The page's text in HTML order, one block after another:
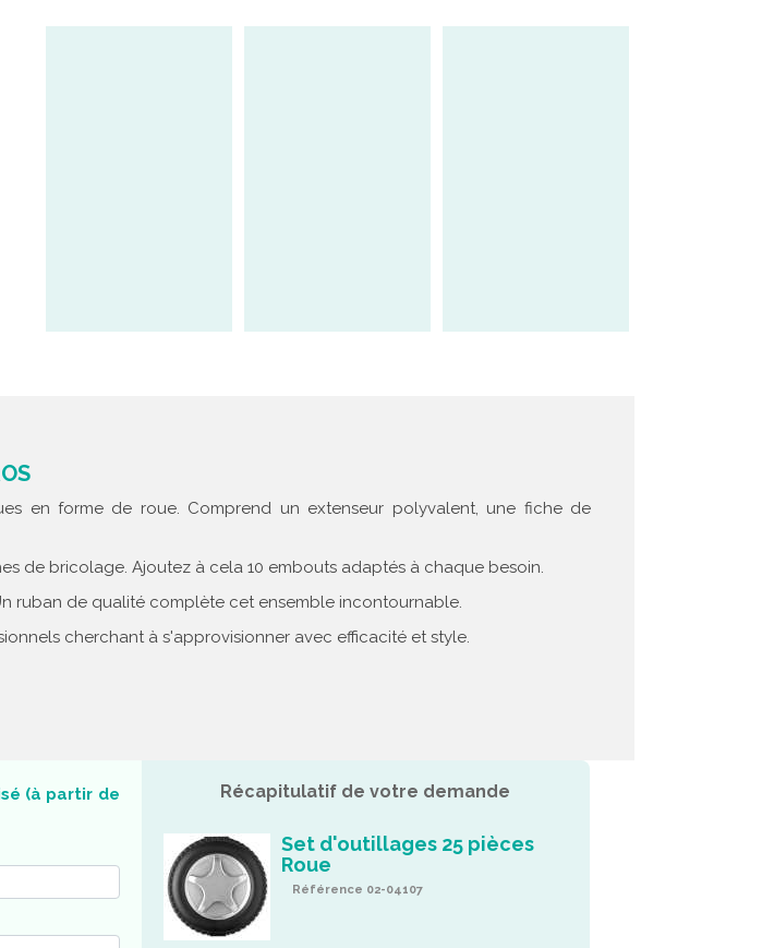
en forme de roue. Comprend un extenseur polyvalent, une fiche de
de bricolage. Ajoutez à cela 10 embouts adaptés à chaque besoin.
ruban de qualité complète cet ensemble incontournable.
cherchant à s'approvisionner avec efficacité et style.
(à partir de
Récapitulatif de votre demande
Set d'outillages 25 pièces
Roue
Référence 02-04107